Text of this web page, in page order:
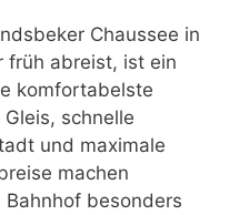
Chaussee in
früh abreist, ist ein
komfortabelste
schnelle
und maximale
machen
besonders